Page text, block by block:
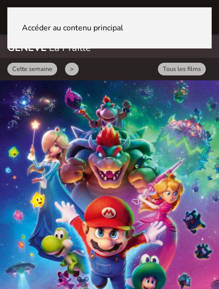
Accéder au contenu principal
GENÈVELa Praille
Cette semaine > Tous les films